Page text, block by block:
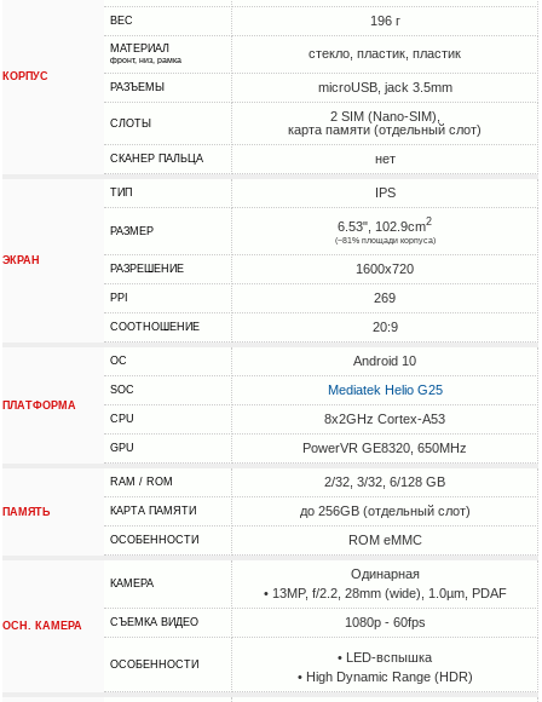
КОРПУС
ВЕС 196 г
МАТЕРИАЛ
фронт, низ, рамка стекло, пластик, пластик
РАЗЪЕМЫ microUSB, jack 3.5mm
СЛОТЫ
2 SIM (Nano-SIM),
карта памяти (отдельный слот)
СКАНЕР ПАЛЬЦА нет
ЭКРАН
ТИП IPS
РАЗМЕР 6.53", 102.9cm2
(~81% площади корпуса)
РАЗРЕШЕНИЕ 1600x720
PPI 269
СООТНОШЕНИЕ 20:9
ПЛАТФОРМА
ОС Android 10
SOC Mediatek Helio G25
CPU 8x2GHz Cortex-A53
GPU PowerVR GE8320, 650MHz
ПАМЯТЬ
RAM / ROM 2/32, 3/32, 6/128 GB
КАРТА ПАМЯТИ до 256GB (отдельный слот)
ОСОБЕННОСТИ ROM eMMC
ОСН. КАМЕРА
КАМЕРА
Одинарная
• 13MP, f/2.2, 28mm (wide), 1.0µm, PDAF
СЪЕМКА ВИДЕО 1080p - 60fps
ОСОБЕННОСТИ
• LED-вспышка
• High Dynamic Range (HDR)